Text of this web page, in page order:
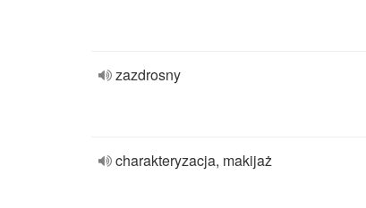
zazdrosny
charakteryzacja, makijaż